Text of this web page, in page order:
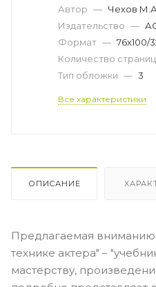
Автор — Чехов М.А.
Издательство —
Формат — 76x100/
Количество страниц
Тип обложки — 3
Все характеристики
ОПИСАНИЕ
Предлагаемая вниманию
технике актера" –
мастерству,